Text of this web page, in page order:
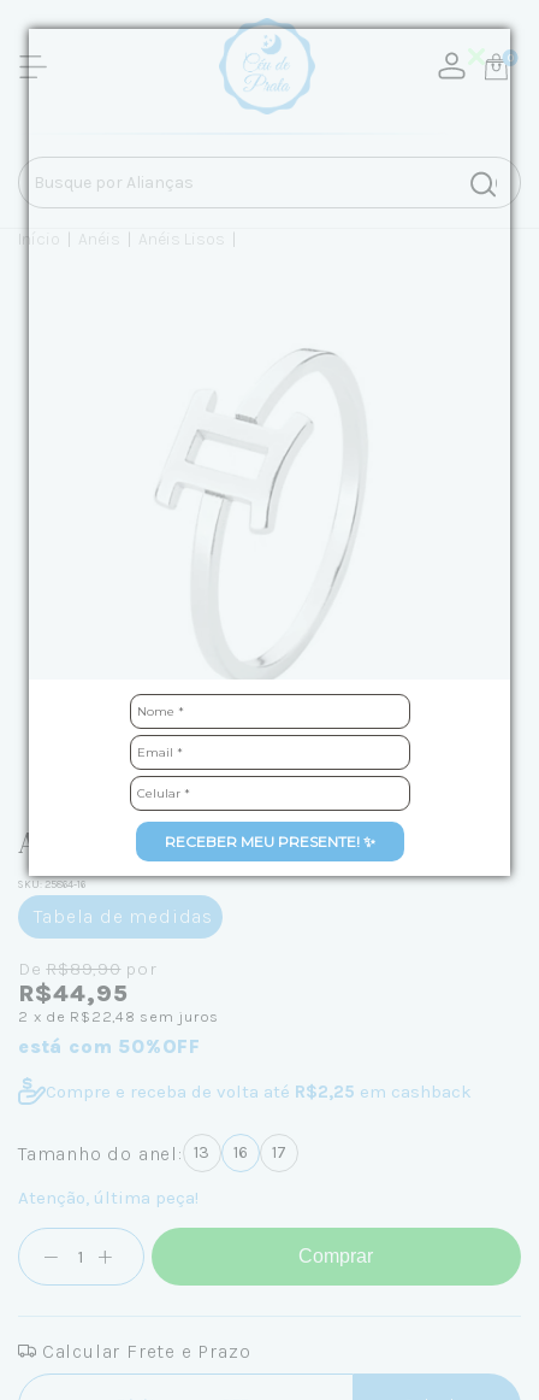
RECEBER MEU PRESENTE! ✨
0
Início Anéis Anéis Lisos
Anel de Prata Zodíaco Gêmeos
SKU:25864-16
Tabela de medidas
DeR$89,90por
R$44,95
2 x de R$22,48 sem juros
está com 50%OFF
Compre e receba de volta até R$2,25 em cashback
Tamanho do anel: 13 16 17
Atenção, última peça!
Comprar
Calcular Frete e Prazo
Entregas para o CEP: